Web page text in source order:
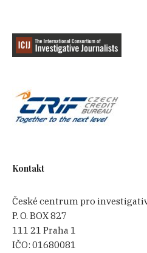
Kontakt
České centrum pro
P. O. BOX 827
111 21 Praha 1
IČO:01680081